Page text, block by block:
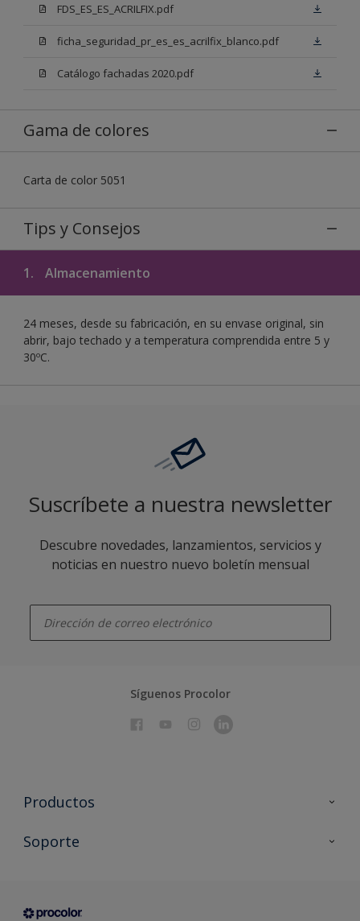
FDS_ES_ES_ACRILFIX.pdf
ficha_seguridad_pr_es_es_acrilfix_blanco.pdf
Catálogo fachadas 2020.pdf
Gama de colores
Carta de color 5051
Tips y Consejos
1. Almacenamiento
24 meses, desde su fabricación, en su envase original, sin
abrir, bajo techado y a temperatura comprendida entre 5 y
30ºC.
Suscríbete a nuestra newsletter
Descubre novedades, lanzamientos, servicios y
noticias en nuestro nuevo boletín mensual
Síguenos Procolor
Productos
Todos los productos
Condiciones generales de venta
Soporte